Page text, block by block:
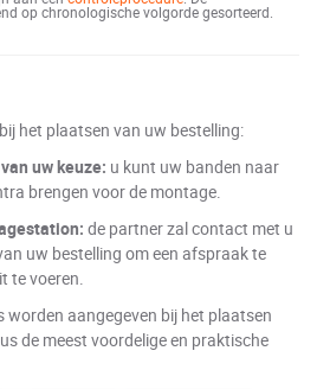
op chronologische volgorde gesorteerd.
het plaatsen van uw bestelling:
uw keuze: u kunt uw banden naar
brengen voor de montage.
de partner zal contact met u
uw bestelling om een afspraak te
te voeren.
worden aangegeven bij het plaatsen
de meest voordelige en praktische